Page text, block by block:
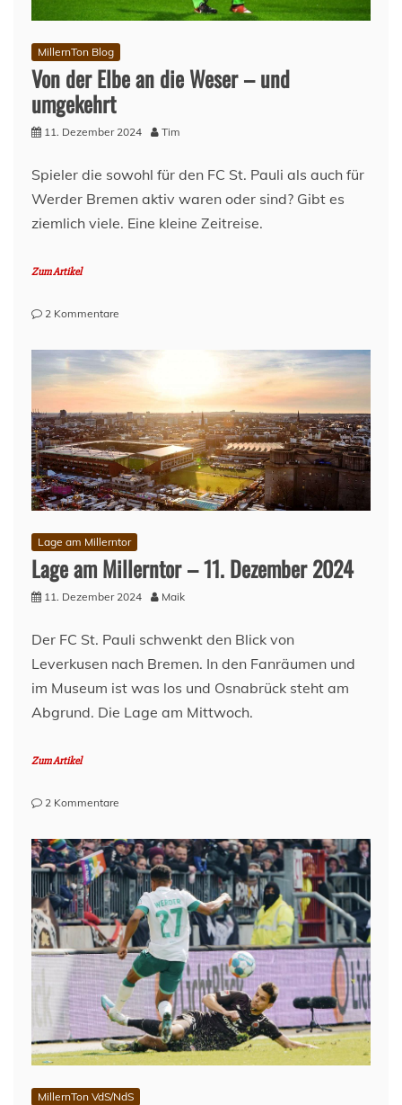
MillernTon Blog
Von der Elbe an die Weser – und
umgekehrt
11. Dezember 2024 Tim
Spieler die sowohl für den FC St. Pauli als auch für
Werder Bremen aktiv waren oder sind? Gibt es
ziemlich viele. Eine kleine Zeitreise.
Zum Artikel
2 Kommentare
der
Elbe
Weser
–
und
umgekehrt
Lage am Millerntor
Lage am Millerntor – 11. Dezember 2024
11. Dezember 2024 Maik
Der FC St. Pauli schwenkt den Blick von
Leverkusen nach Bremen. In den Fanräumen und
im Museum ist was los und Osnabrück steht am
Abgrund. Die Lage am Mittwoch.
Zum Artikel
2 Kommentare
am
Millerntor
–
11.
Dezember
2024
MillernTon VdS/NdS